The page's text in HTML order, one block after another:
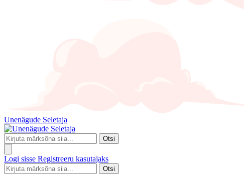
Unenägude Seletaja
Otsi
Logi sisse Registreeru kasutajaks
Otsi